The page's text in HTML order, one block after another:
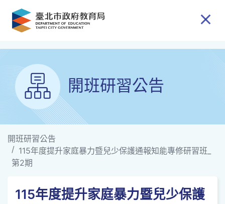
跳到主要內容
開班研習公告
開班研習公告
115年度提升家庭暴力暨兒少保護通報知能專修研習班_
第2期
115年度提升家庭暴力暨兒少保護